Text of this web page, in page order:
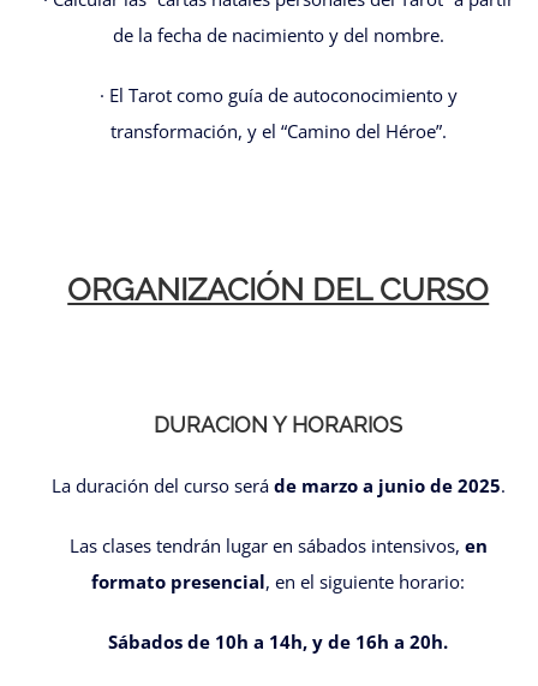
de la fecha de nacimiento y del nombre.
· El Tarot como guía de autoconocimiento y
transformación, y el “Camino del Héroe”.
ORGANIZACIÓN DEL CURSO
DURACION Y HORARIOS
La duración del curso será de marzo a junio de 2025.
Las clases tendrán lugar en sábados intensivos, en
formato presencial, en el siguiente horario:
Sábados de 10h a 14h, y de 16h a 20h.